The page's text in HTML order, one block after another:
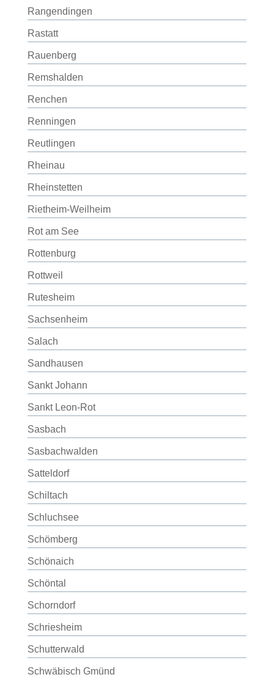
Rangendingen
Rastatt
Rauenberg
Remshalden
Renchen
Renningen
Reutlingen
Rheinau
Rheinstetten
Rietheim-Weilheim
Rot am See
Rottenburg
Rottweil
Rutesheim
Sachsenheim
Salach
Sandhausen
Sankt Johann
Sankt Leon-Rot
Sasbach
Sasbachwalden
Satteldorf
Schiltach
Schluchsee
Schömberg
Schönaich
Schöntal
Schorndorf
Schriesheim
Schutterwald
Schwäbisch Gmünd